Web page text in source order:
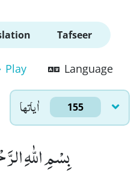
Tafseer
Play Language
اٰياتها 155
بِسْمِ اللّٰهِ